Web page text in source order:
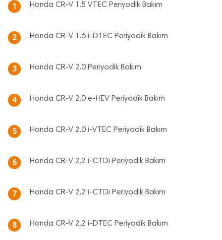
1 Honda CR-V 1.5 VTEC Periyodik Bakım
2 Honda CR-V 1.6 i-DTEC Periyodik Bakım
3 Honda CR-V 2.0 Periyodik Bakım
4 Honda CR-V 2.0 e-HEV Periyodik Bakım
5 Honda CR-V 2.0 i-VTEC Periyodik Bakım
6 Honda CR-V 2.2 i-CTDi Periyodik Bakım
7 Honda CR-V 2.2 i-CTDi Periyodik Bakım
8 Honda CR-V 2.2 i-DTEC Periyodik Bakım